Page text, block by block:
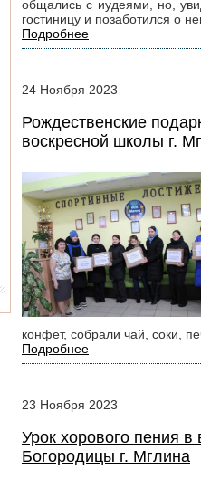
общались с иудеями, но,
гостиницу и позаботился о
Подробнее
24 Ноября 2023
Рождественские
воскресной школы г.
конфет, собрали чай, соки,
Подробнее
23 Ноября 2023
Урок хорового пения
Богородицы г. Мглина